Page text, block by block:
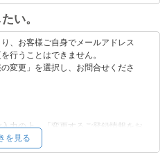
い。
、お客様ご自身でメールアドレス
行うことはできません。
変更」を選択し、お問合せくださ
力の上、「変更するご登録情報をお
ス」をご選択いただき、必要事項を
を見る